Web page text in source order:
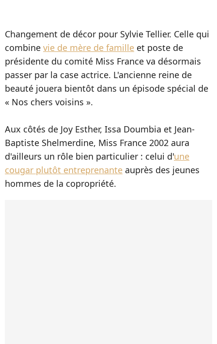
Changement de décor pour Sylvie Tellier. Celle qui
combine vie de mère de famille et poste de
présidente du comité Miss France va désormais
passer par la case actrice. L'ancienne reine de
beauté jouera bientôt dans un épisode spécial de
« Nos chers voisins ».
Aux côtés de Joy Esther, Issa Doumbia et Jean-
Baptiste Shelmerdine, Miss France 2002 aura
d'ailleurs un rôle bien particulier : celui d'une
cougar plutôt entreprenante auprès des jeunes
hommes de la copropriété.